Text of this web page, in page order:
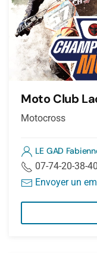
Moto Club
Motocross
LE GAD
07-74-20-38-40
Envoyer un